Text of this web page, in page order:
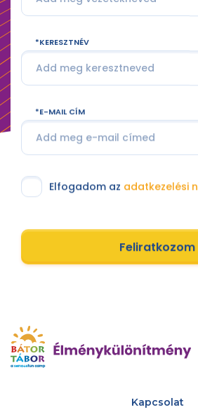
KERESZTNÉV
E-MAIL CÍM
Elfogadom az adatkezelési
Feliratkozom
Kapcsolat